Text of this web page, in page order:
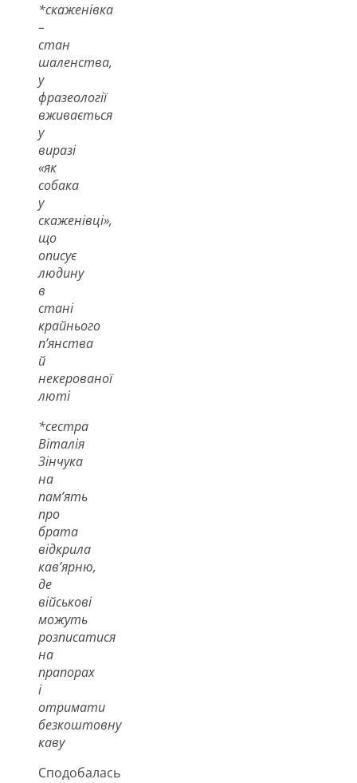
*скаженівка
–
стан
шаленства,
у
фразеології
вживається
у
виразі
«як
собака
у
скаженівці»,
що
описує
людину
в
стані
крайнього
п’янства
й
некерованої
люті
*сестра
Віталія
Зінчука
на
пам’ять
про
брата
відкрила
кав’ярню,
де
військові
можуть
розписатися
на
прапорах
і
отримати
безкоштовну
каву
Сподобалась